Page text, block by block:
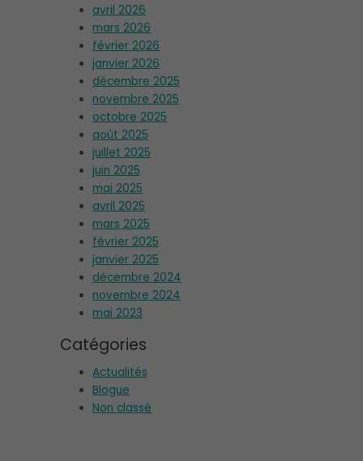
avril 2026
mars 2026
février 2026
janvier 2026
décembre 2025
novembre 2025
octobre 2025
août 2025
juillet 2025
juin 2025
mai 2025
avril 2025
mars 2025
février 2025
janvier 2025
décembre 2024
novembre 2024
mai 2023
Catégories
Actualités
Blogue
Non classé